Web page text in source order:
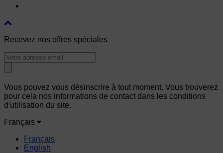
Recevez nos offres spéciales
Vous pouvez vous désinscrire à tout moment. Vous trouverez
pour cela nos informations de contact dans les conditions
d'utilisation du site.
Français
Français
English